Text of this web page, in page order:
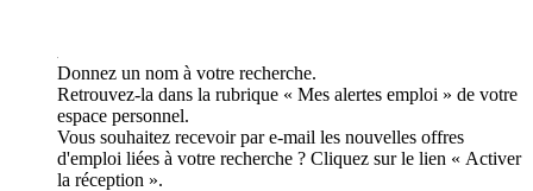
Donnez un nom à votre recherche.
Retrouvez-la dans la rubrique « Mes alertes emploi » de votre
espace personnel.
Vous souhaitez recevoir par e-mail les nouvelles offres
d'emploi liées à votre recherche ? Cliquez sur le lien « Activer
la réception ».